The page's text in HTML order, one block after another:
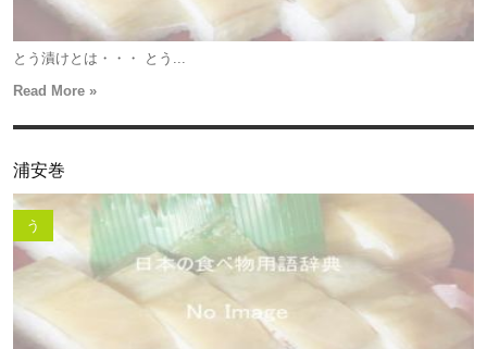
とう漬けとは・・・ とう...
Read More »
浦安巻
う